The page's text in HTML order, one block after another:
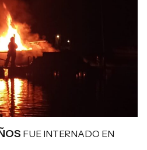
FUE INTERNADO EN